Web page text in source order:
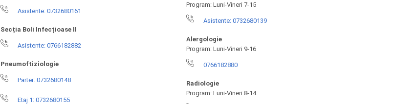
Asistente: 0732680161
Secția Boli Infecțioase II
Asistente: 0766182882
Pneumoftiziologie
Parter: 0732680148
Etaj 1: 0732680155
Program: Luni-Vineri 7-15
Asistente: 0732680139
Alergologie
Program: Luni-Vineri 9-16
0766182880
Radiologie
Program: Luni-Vineri 8-14